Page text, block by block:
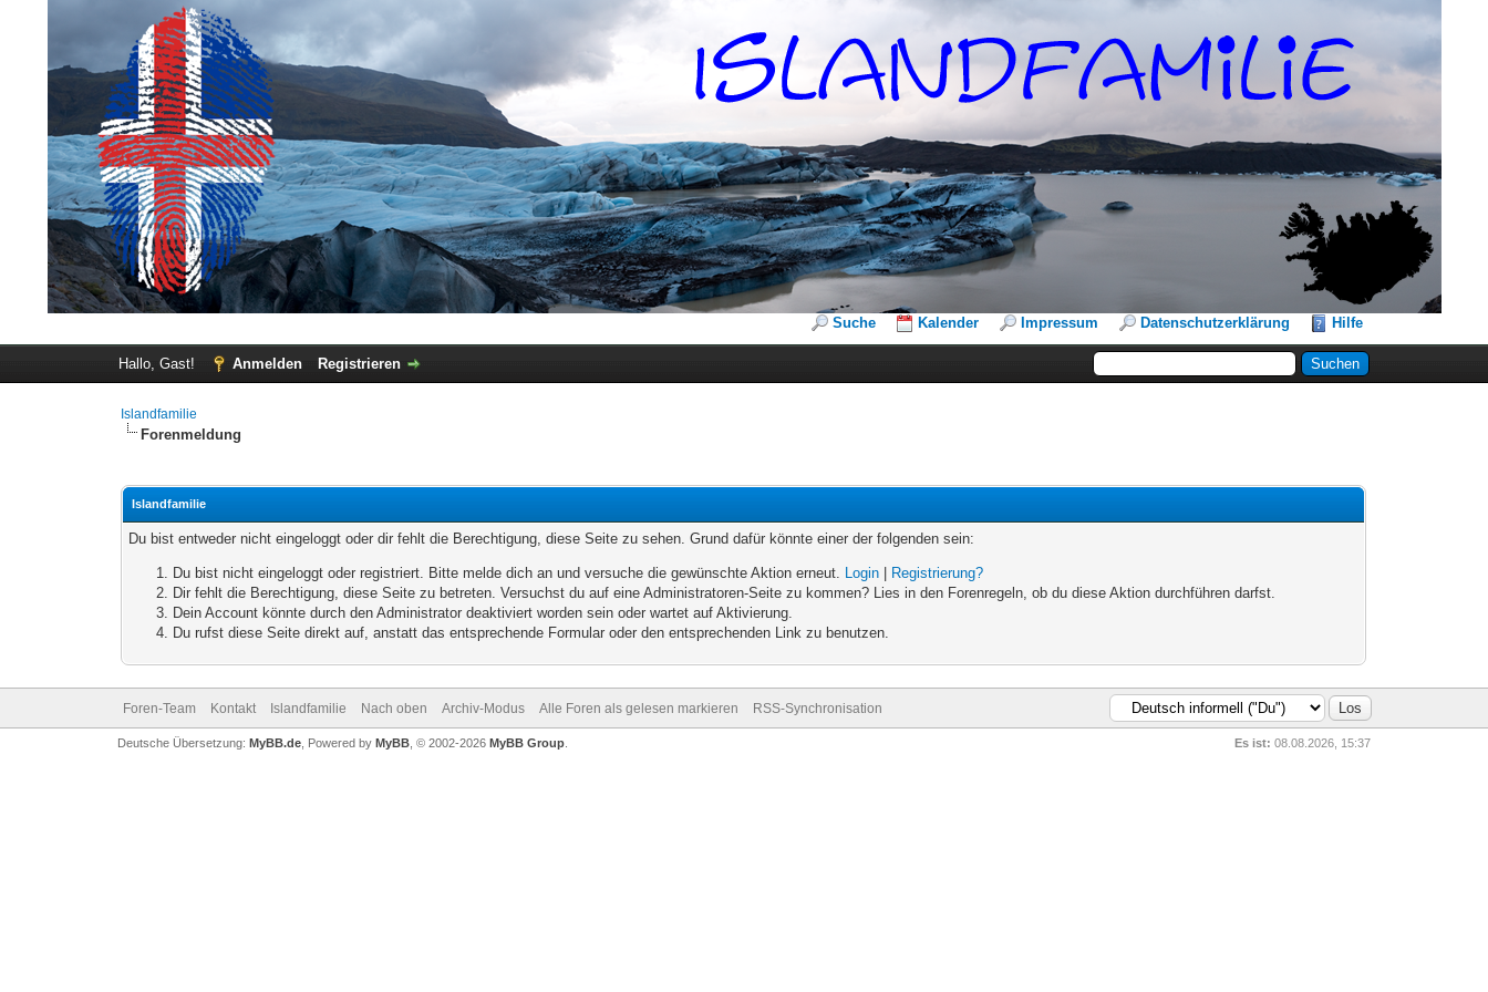
Suche Kalender Impressum Datenschutzerklärung Hilfe
Hallo, Gast! Anmelden Registrieren
Islandfamilie
Forenmeldung
Islandfamilie
Du bist entweder nicht eingeloggt oder dir fehlt die Berechtigung, diese Seite zu sehen. Grund dafür könnte einer der folgenden sein:
Du bist nicht eingeloggt oder registriert. Bitte melde dich an und versuche die gewünschte Aktion erneut. Login
Registrierung?
Dir fehlt die Berechtigung, diese Seite zu betreten. Versuchst du auf eine Administratoren-Seite zu kommen? Lies in den Forenregeln, ob du diese Aktion durchführen darfst.
Dein Account könnte durch den Administrator deaktiviert worden sein oder wartet auf Aktivierung.
Du rufst diese Seite direkt auf, anstatt das entsprechende Formular oder den entsprechenden Link zu benutzen.
Foren-Team Kontakt Islandfamilie Nach oben Archiv-Modus Alle Foren als gelesen markieren RSS-Synchronisation
Es ist: 08.08.2026, 15:37
Deutsche Übersetzung: MyBB.de, Powered by MyBB, © 2002-2026 MyBB Group.